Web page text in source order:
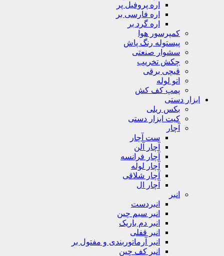
اره پروفیل پر
اره فارسی بر
اره گرد بر
کمپرسور هوا
پیستوله رنگ پاش
سشوار صنعتی
چکش تخریب
قیچی برقی
اتو لوله
پمپ کف کش
ابزار دستی
بکس ریلی
کیت ابزار دستی
آچار
ست آچار
آچار آلن
آچار فرانسه
آچار لوله
آچار شلاقی
آچار ال
انبر
انبردست
انبر سیم چین
انبر دم باریک
انبر قفلی
انبر آرماتوربندی و مفتول بر
انبر کف چین